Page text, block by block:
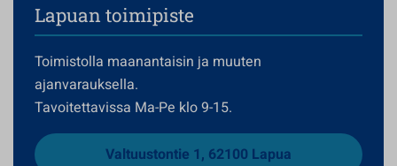
Lapuan toimipiste
Toimistolla maanantaisin ja muuten
ajanvarauksella.
Tavoitettavissa Ma-Pe klo 9-15.
Valtuustontie 1, 62100 Lapua